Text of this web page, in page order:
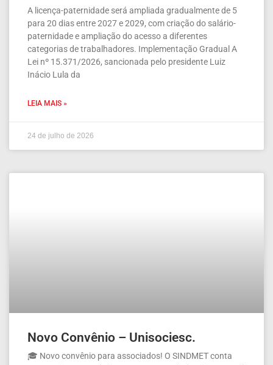
A licença-paternidade será ampliada gradualmente de 5
para 20 dias entre 2027 e 2029, com criação do salário-
paternidade e ampliação do acesso a diferentes
categorias de trabalhadores. Implementação Gradual A
Lei nº 15.371/2026, sancionada pelo presidente Luiz
Inácio Lula da
LEIA MAIS »
24 de julho de 2026
Novo Convênio – Unisociesc.
🎓 Novo convênio para associados! O SINDMET conta